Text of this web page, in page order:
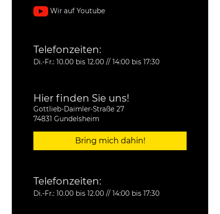
Wir auf Youtube
Telefonzeiten:
Di.-Fr.: 10.00 bis 12.00 // 14:00 bis 17:30
Hier finden Sie uns!
Gottlieb-Daimler-Straße 27
74831 Gundelsheim
Bring mich dahin!
Telefonzeiten:
Di.-Fr.: 10.00 bis 12.00 // 14:00 bis 17:30